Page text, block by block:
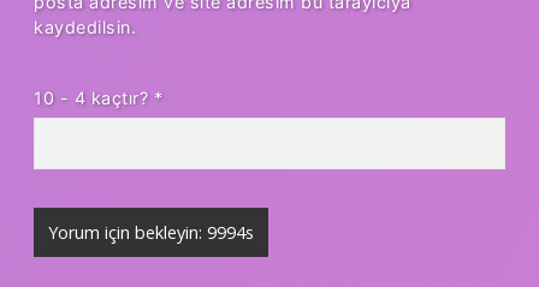
kaydedilsin.
10 - 4 kaçtır? *